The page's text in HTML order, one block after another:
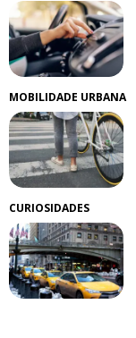
MOBILIDADE URBANA
CURIOSIDADES